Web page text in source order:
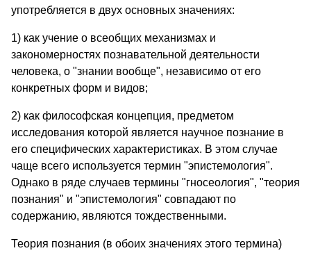
употребляется в двух основных значениях:
1) как учение о всеобщих механизмах и
закономерностях познавательной деятельности
человека, о "знании вообще", независимо от его
конкретных форм и видов;
2) как философская концепция, предметом
исследования которой является научное познание в
его специфических характеристиках. В этом случае
чаще всего используется термин "эпистемология".
Однако в ряде случаев термины "гносеология", "теория
познания" и "эпистемология" совпадают по
содержанию, являются тождественными.
Теория познания (в обоих значениях этого термина)